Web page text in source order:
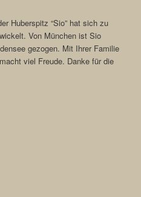
Huberspitz “Sio” hat sich zu
Von München ist Sio
gezogen. Mit Ihrer Familie
viel Freude. Danke für die